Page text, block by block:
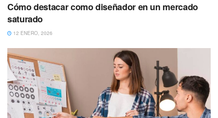
Cómo destacar como diseñador en un mercado
saturado
12 ENERO, 2026